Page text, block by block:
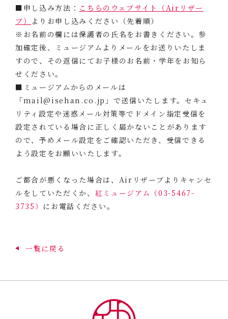
■申し込み方法： こちらのウェブサイト（Airリザー
ブ）
よりお申し込みください（先着順）
※お名前の欄には保護者の氏名をお書きください。参
加確定後、ミュージアムよりメールをお送りいたしま
すので、その返信にてお子様のお名前・学年をお知ら
せください。
■ミュージアムからのメールは
「mail@isehan.co.jp」で送信いたします。セキュ
リティ設定や迷惑メール対策等でドメイン指定受信を
設定されている場合に正しく届かないことがあります
ので、予めメール設定をご確認いただき、受信できる
よう設定をお願いいたします。
ご都合が悪くなった場合は、Airリザーブよりキャンセ
ルをしていただくか、 紅ミュージアム（03-5467-
3735） にお電話ください。
一覧に戻る